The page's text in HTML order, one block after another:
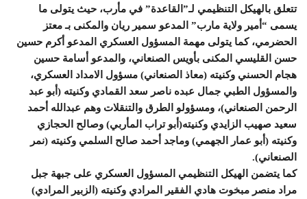
تتعلق بالهيكل التنظيمي لـ”القاعدة” في مأرب، حيث يتولى ما
يسمى “أمير ولاية مارب” المدعو سمير ريان والمكنى بـ معتز
الحضرمي، كما يتولى مهمة المسؤول العسكري المدعو أكرم حسين
حسن القليسي المكنى بأويس الصنعاني، والمدعو أسامة حسين
هجام الحسني وكنيته (معاذ الصنعاني) مسؤول الامداد العسكري،
والمسؤول الطبي جمال عبده ناصر سعد القمادي وكنيته (أبو عبد
الرحمن الصنعاني)، ومسؤولو الطرق والتنقلات وهم عبدالله أحمد
سعيد صهيب الزايدي وكنيته(أبو تراب المأربي) وصالح الحجازي
وكنيته (أبو عمار الجهمي) وماجد أحمد صالح السلمي وكنيته (نمر
الصنعاني).
كما يتضمن الهيكل التنظيمي المسؤول العسكري على جبهة جبل
مراد منصر مبخوت هادي الفقير المرادي وكنيته (الزبير المرادي)